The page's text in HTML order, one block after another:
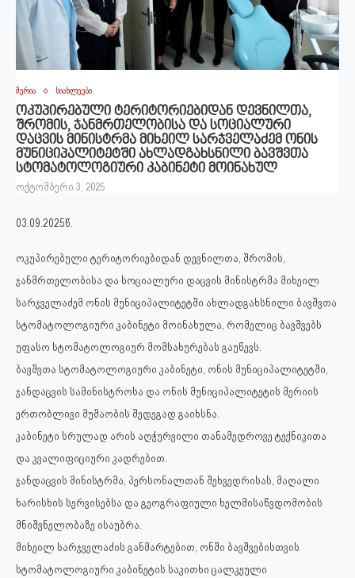
მერია სიახლეები
ოკუპირებული ტერიტორიებიდან დევნილთა,
შრომის, ჯანმრთელობისა და სოციალური
დაცვის მინისტრმა მიხეილ სარჯველაძემ ონის
მუნიციპალიტეტში ახლადგახსნილი ბავშვთა
სტომატოლოგიური კაბინეტი მოინახულ
ოქტომბერი 3, 2025
03.09.2025წ.
ოკუპირებული ტერიტორიებიდან დევნილთა, შრომის,
ჯანმრთელობისა და სოციალური დაცვის მინისტრმა მიხეილ
სარჯველაძემ ონის მუნიციპალიტეტში ახლადგახსნილი ბავშვთა
სტომატოლოგიური კაბინეტი მოინახულა, რომელიც ბავშვებს
უფასო სტომატოლოგიურ მომსახურებას გაუწევს.
ბავშვთა სტომატოლოგიური კაბინეტი, ონის მუნიციპალიტეტში,
ჯანდაცვის სამინისტროსა და ონის მუნიციპალიტეტის მერიის
ერთობლივი მუშაობის შედეგად გაიხსნა.
კაბინეტი სრულად არის აღჭურვილი თანამედროვე ტექნიკითა
და კვალიფიციური კადრებით.
ჯანდაცვის მინისტრმა, პერსონალთან შეხვედრისას, მაღალი
ხარისხის სერვისებსა და გეოგრაფიული ხელმისაწვდომობის
მნიშვნელობაზე ისაუბრა.
მიხეილ სარჯველაძის განმარტებით, ონში ბავშვებისთვის
სტომატოლოგიური კაბინეტის საკითხი ცალკეული